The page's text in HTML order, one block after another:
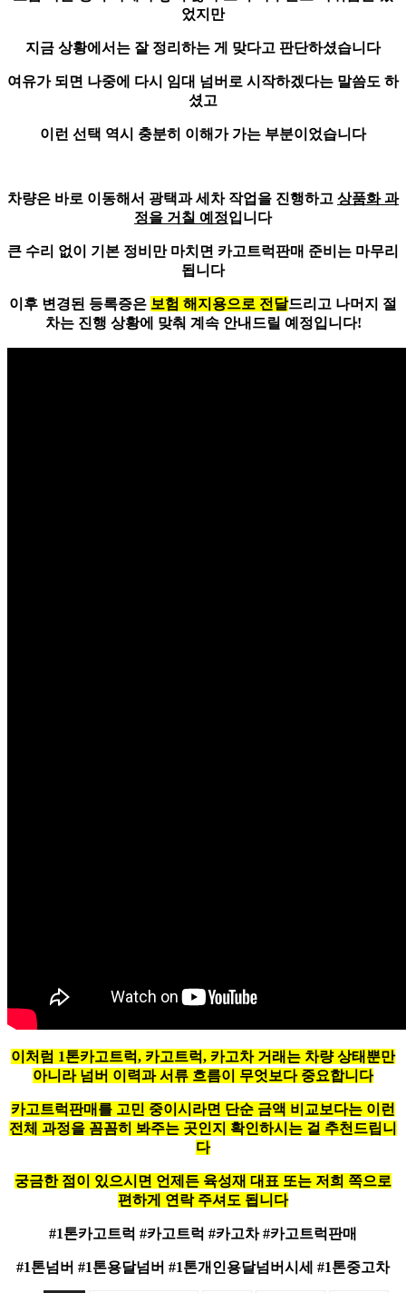
었지만
지금 상황에서는 잘 정리하는 게 맞다고 판단하셨습니다
여유가 되면 나중에 다시 임대 넘버로 시작하겠다는 말씀도 하
셨고
이런 선택 역시 충분히 이해가 가는 부분이었습니다
차량은 바로 이동해서 광택과 세차 작업을 진행하고 상품화 과
정을 거칠 예정입니다
큰 수리 없이 기본 정비만 마치면 카고트럭판매 준비는 마무리
됩니다
이후 변경된 등록증은 보험 해지용으로 전달드리고 나머지 절
차는 진행 상황에 맞춰 계속 안내드릴 예정입니다!
이처럼 1톤카고트럭, 카고트럭, 카고차 거래는 차량 상태뿐만
아니라 넘버 이력과 서류 흐름이 무엇보다 중요합니다
카고트럭판매를 고민 중이시라면 단순 금액 비교보다는 이런
전체 과정을 꼼꼼히 봐주는 곳인지 확인하시는 걸 추천드립니
다
궁금한 점이 있으시면 언제든 육성재 대표 또는 저희 쪽으로
편하게 연락 주셔도 됩니다
#1톤카고트럭 #카고트럭 #카고차 #카고트럭판매
#1톤넘버 #1톤용달넘버 #1톤개인용달넘버시세 #1톤중고차